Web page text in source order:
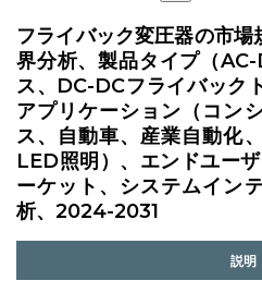
フライバック変圧器の市
界分析、製品タイプ（
ス、DC-DCフライバック
アプリケーション（コン
ス、自動車、産業自動化
LED照明）、エンドユー
ーケット、システムイン
析、2024-2031
説明